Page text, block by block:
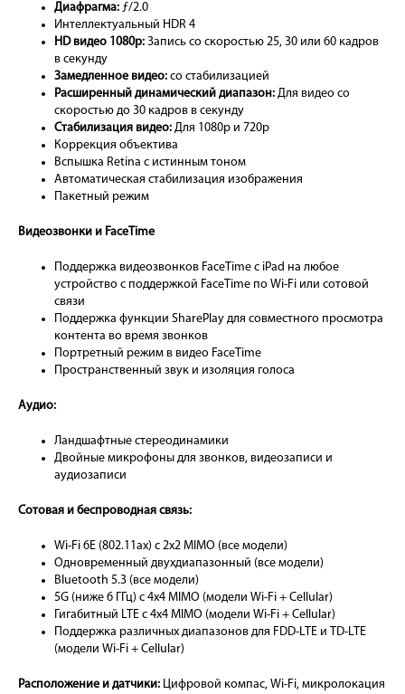
Диафрагма: ƒ/2.0
Интеллектуальный HDR 4
HD видео 1080p: Запись со скоростью 25, 30 или 60 кадров
в секунду
Замедленное видео: со стабилизацией
Расширенный динамический диапазон: Для видео со
скоростью до 30 кадров в секунду
Стабилизация видео: Для 1080p и 720p
Коррекция объектива
Вспышка Retina с истинным тоном
Автоматическая стабилизация изображения
Пакетный режим
Видеозвонки и FaceTime
Поддержка видеозвонков FaceTime с iPad на любое
устройство с поддержкой FaceTime по Wi-Fi или сотовой
связи
Поддержка функции SharePlay для совместного просмотра
контента во время звонков
Портретный режим в видео FaceTime
Пространственный звук и изоляция голоса
Аудио:
Ландшафтные стереодинамики
Двойные микрофоны для звонков, видеозаписи и
аудиозаписи
Сотовая и беспроводная связь:
Wi-Fi 6E (802.11ax) с 2x2 MIMO (все модели)
Одновременный двухдиапазонный (все модели)
Bluetooth 5.3 (все модели)
5G (ниже 6 ГГц) с 4x4 MIMO (модели Wi-Fi + Cellular)
Гигабитный LTE с 4x4 MIMO (модели Wi-Fi + Cellular)
Поддержка различных диапазонов для FDD-LTE и TD-LTE
(модели Wi-Fi + Cellular)
Расположение и датчики: Цифровой компас, Wi-Fi, микролокация